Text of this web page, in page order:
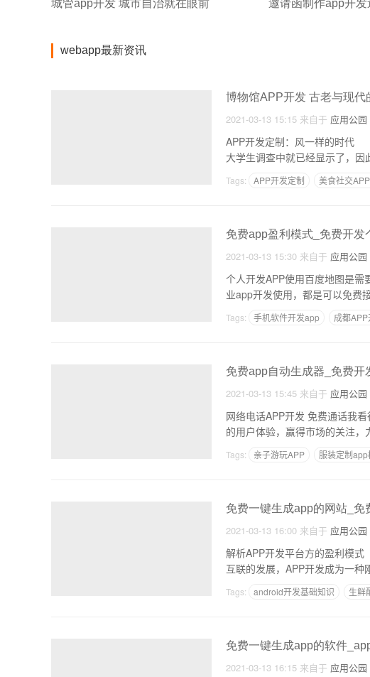
城管app开发 城市自治就在眼前 邀请函制作app开发
webapp最新资讯
博物馆APP开发 古老与现代
2021-03-13 15:15 来自于 应用公园
APP开发定制：风一样的时代 APP开发定制的产品是不是要所有的人用才是一款好的产品呢？陌陌。在一次
大学生调查中就已经显示了，
Tags: APP开发定制 美食社交
免费app盈利模式_免费开发
2021-03-13 15:30 来自于 应用公园
个人开发APP使用百度地图是
业app开发使用，都是可以免费
Tags: 手机软件开发app 成都
免费app自动生成器_免费开
2021-03-13 15:45 来自于 应用公园
网络电话APP开发 免费通话我
的用户体验，赢得市场的关注
Tags: 亲子游玩APP 服装定制app
免费一键生成app的网站_免
2021-03-13 16:00 来自于 应用公园
解析APP开发平台方的盈利模
互联的发展，APP开发成为一
Tags: android开发基础知识 生鲜
免费一键生成app的软件
2021-03-13 16:15 来自于 应用公园